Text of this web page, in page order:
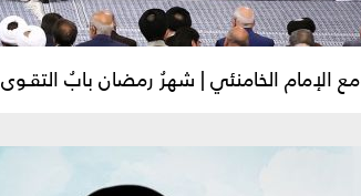
مع الإمام الخامنئي | شهرُ رمضان بابُ التقـوى